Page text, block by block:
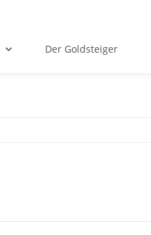
Der Goldsteiger